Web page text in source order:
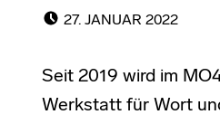
27. JANUAR 2022
Seit 2019 wird im
Werkstatt für Wort